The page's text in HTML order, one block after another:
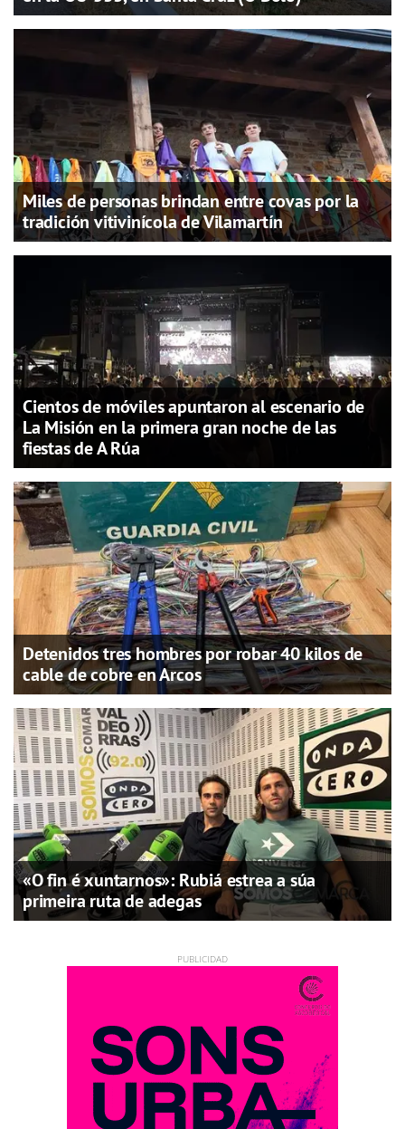
Miles de personas brindan entre covas por la
tradición vitivinícola de Vilamartín
Cientos de móviles apuntaron al escenario de
La Misión en la primera gran noche de las
fiestas de A Rúa
Detenidos tres hombres por robar 40 kilos de
cable de cobre en Arcos
«O fin é xuntarnos»: Rubiá estrea a súa
primeira ruta de adegas